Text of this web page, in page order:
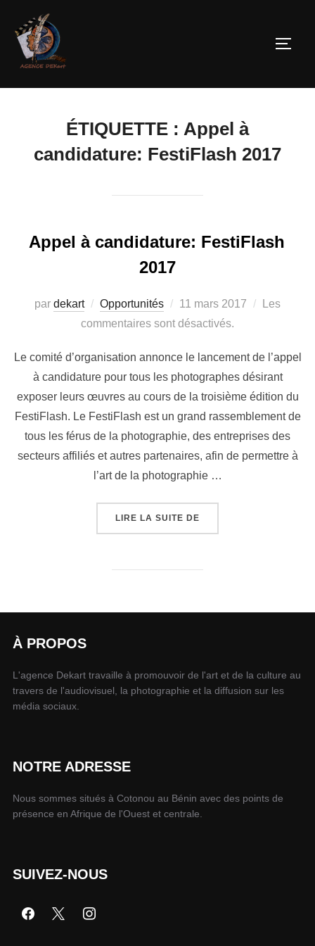
ÉTIQUETTE : Appel à
candidature: FestiFlash 2017
Appel à candidature: FestiFlash
2017
par dekart Opportunités 11 mars 2017
Les
commentaires sont désactivés.
Le comité d’organisation annonce le lancement de l’appel
à candidature pour tous les photographes désirant
exposer leurs œuvres au cours de la troisième édition du
FestiFlash. Le FestiFlash est un grand rassemblement de
tous les férus de la photographie, des entreprises des
secteurs affiliés et autres partenaires, afin de permettre à
l’art de la photographie …
LIRE LA SUITE DE
À PROPOS
L'agence Dekart travaille à promouvoir de l'art et de la culture au
travers de l'audiovisuel, la photographie et la diffusion sur les
média sociaux.
NOTRE ADRESSE
Nous sommes situés à Cotonou au Bénin avec des points de
présence en Afrique de l'Ouest et centrale.
SUIVEZ-NOUS